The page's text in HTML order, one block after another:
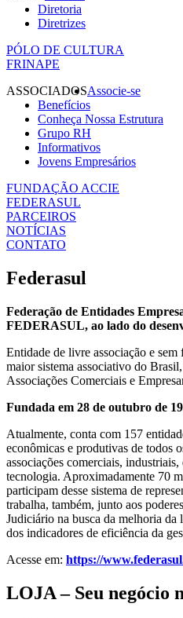
Diretoria
Diretrizes
PÓLO DE CULTURA
FRINAPE
ASSOCIADOSAssocie-se
Benefícios
Conheça Nossa Estrutura
Grupo RH
Informativos
Jovens Empresários
FUNDAÇÃO ACCIE
FEDERASUL
PARCEIROS
NOTÍCIAS
CONTATO
Federasul
Federação de Entidades
FEDERASUL, ao lado do
Entidade de livre associação e
maior sistema associativo do
Associações Comerciais e
Fundada em 28 de outubro de
Atualmente, conta com 157
econômicas e produtivas de todos
associações comerciais,
tecnologia. Aproximadamente 70
participam desse sistema de
trabalha, também, junto aos
Judiciário na busca da melhoria da
dos indicadores de eficiência da
Acesse em: https://
LOJA – Seu negócio